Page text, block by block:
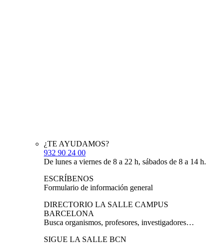
¿TE AYUDAMOS?
932 90 24 00
De lunes a viernes de 8 a 22 h, sábados de 8 a 14 h.
ESCRÍBENOS
Formulario de información general
DIRECTORIO LA SALLE CAMPUS
BARCELONA
Busca organismos, profesores, investigadores…
SIGUE LA SALLE BCN